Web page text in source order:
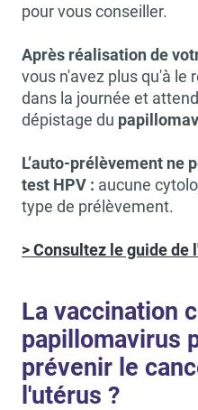
pour vous conseiller.
Après réalisation de
vous n'avez plus qu'à le
dans la journée et
dépistage du
L’auto-prélèvement ne
test HPV : aucune
type de prélèvement.
> Consultez le guide
La vaccination
papillomavirus
prévenir le
l'utérus ?